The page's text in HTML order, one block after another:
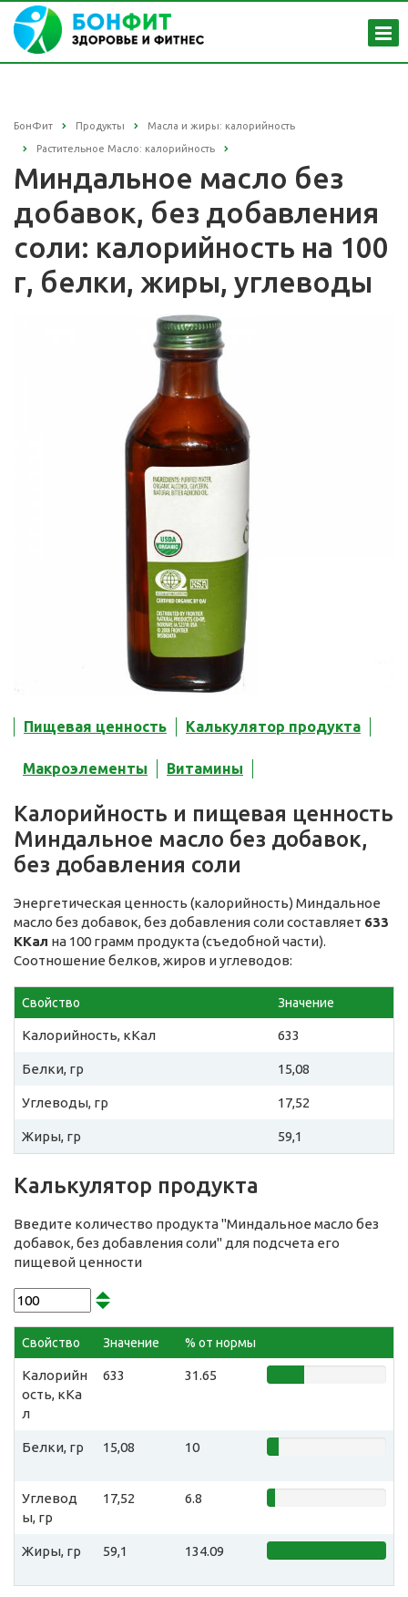
БонФит Продукты Масла и жиры: калорийность
Растительное Масло: калорийность
Миндальное масло без
добавок, без добавления
соли: калорийность на 100
г, белки, жиры, углеводы
Пищевая ценность Калькулятор продукта
Макроэлементы Витамины
Калорийность и пищевая ценность
Миндальное масло без добавок,
без добавления соли
Энергетическая ценность (калорийность) Миндальное
масло без добавок, без добавления соли составляет 633
ККал на 100 грамм продукта (съедобной части).
Соотношение белков, жиров и углеводов:
Свойство Значение
Калорийность, кКал 633
Белки, гр 15,08
Углеводы, гр 17,52
Жиры, гр 59,1
Калькулятор продукта
Введите количество продукта "Миндальное масло без
добавок, без добавления соли" для подсчета его
пищевой ценности
Свойство Значение % от нормы
Калорийн
ость, кКа
л
633 31.65
Белки, гр 15,08 10
Углевод
ы, гр
17,52 6.8
Жиры, гр 59,1 134.09